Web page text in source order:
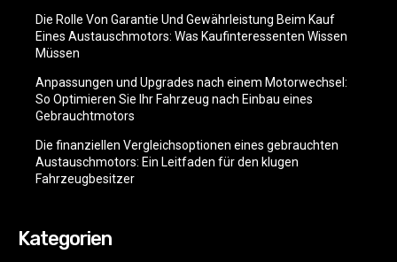
Die Rolle Von Garantie Und Gewährleistung Beim Kauf
Eines Austauschmotors: Was Kaufinteressenten Wissen
Müssen
Anpassungen und Upgrades nach einem Motorwechsel:
So Optimieren Sie Ihr Fahrzeug nach Einbau eines
Gebrauchtmotors
Die finanziellen Vergleichsoptionen eines gebrauchten
Austauschmotors: Ein Leitfaden für den klugen
Fahrzeugbesitzer
Kategorien